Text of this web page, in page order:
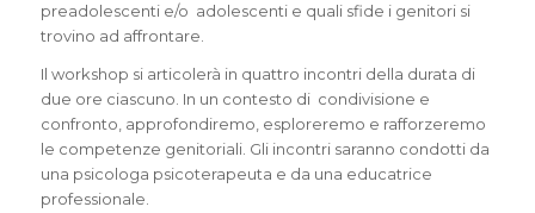
preadolescenti e/o adolescenti e quali sfide i genitori si
trovino ad affrontare.
Il workshop si articolerà in quattro incontri della durata di
due ore ciascuno. In un contesto di condivisione e
confronto, approfondiremo, esploreremo e rafforzeremo
le competenze genitoriali. Gli incontri saranno condotti da
una psicologa psicoterapeuta e da una educatrice
professionale.